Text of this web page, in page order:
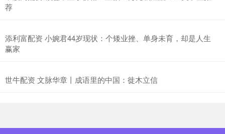
荐
添利富配资 小婉君44岁现状：个矮业挫、单身未育，却是人生
赢家
世牛配资 文脉华章丨成语里的中国：徙木立信